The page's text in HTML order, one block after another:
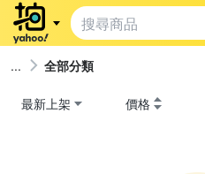
全部分類
最新上架 價格